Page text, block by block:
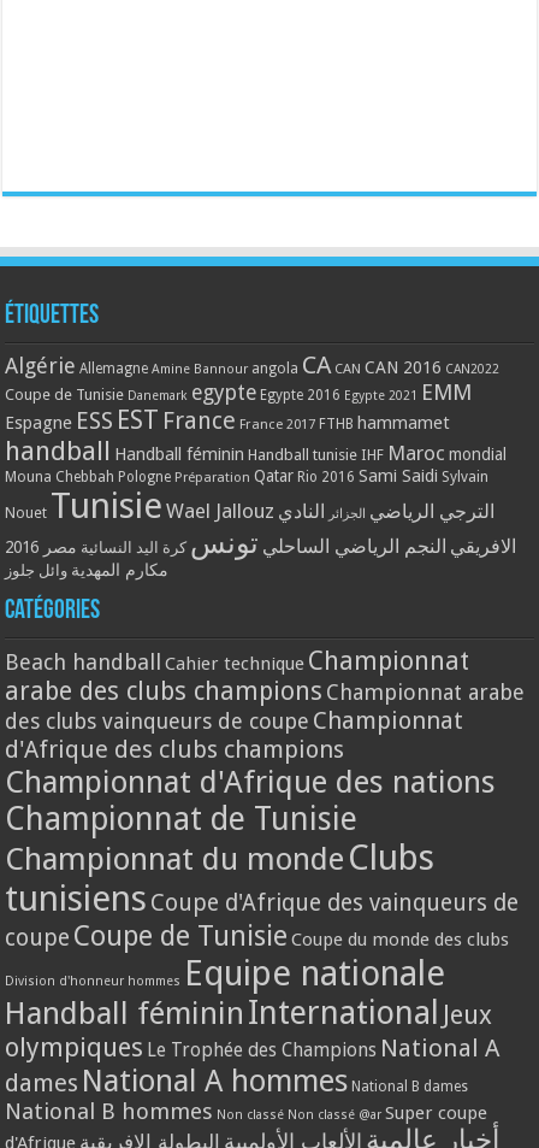
Étiquettes
Algérie Allemagne Amine Bannour angola CA CAN CAN 2016 CAN2022
Coupe de Tunisie Danemark egypte Egypte 2016 Egypte 2021 EMM
Espagne ESS EST France France 2017 FTHB hammamet
handball Handball féminin Handball tunisie IHF Maroc mondial
Mouna Chebbah Pologne Préparation Qatar Rio 2016 Sami Saidi Sylvain
Nouet Tunisie Wael Jallouz الترجي الرياضي الجزائر النادي
الافريقي النجم الرياضي الساحلي تونس كرة اليد النسائية مصر 2016
مكارم المهدية وائل جلوز
Catégories
Beach handball Cahier technique Championnat
arabe des clubs champions Championnat arabe
des clubs vainqueurs de coupe Championnat
d'Afrique des clubs champions
Championnat d'Afrique des nations
Championnat de Tunisie
Championnat du monde Clubs
tunisiens Coupe d'Afrique des vainqueurs de
coupe Coupe de Tunisie Coupe du monde des clubs
Division d'honneur hommes Equipe nationale
Handball féminin International Jeux
olympiques Le Trophée des Champions National A
dames National A hommes National B dames
National B hommes Non classé Non classé @ar Super coupe
d'Afrique
أخبار عالمية الألعاب الأولمبية البطولة الافريقية